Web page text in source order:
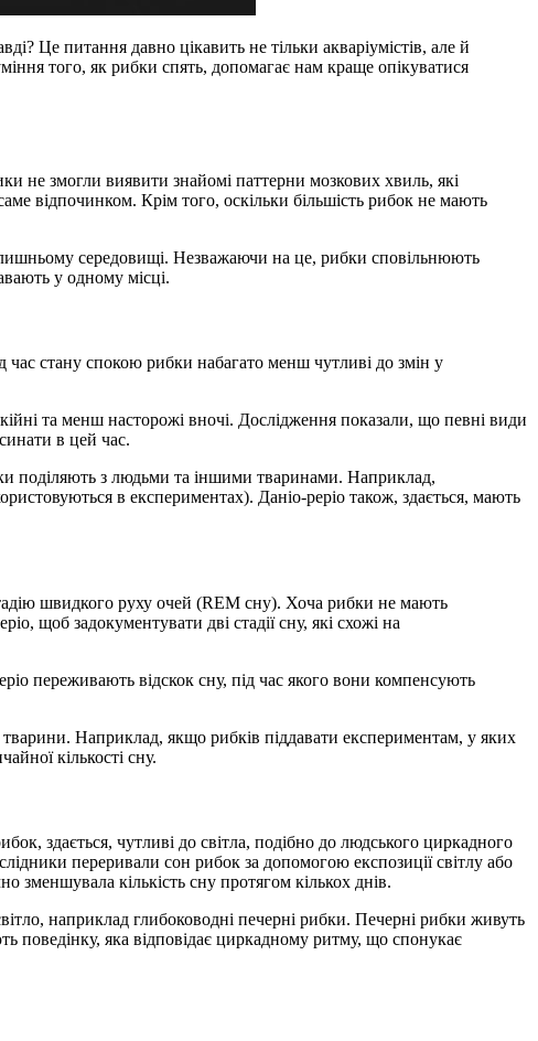
Це питання давно цікавить не тільки акваріумістів, але й
того, як рибки спять, допомагає нам краще опікуватися
не змогли виявити знайомі паттерни мозкових хвиль, які
відпочинком. Крім того, оскільки більшість рибок не мають
середовищі. Незважаючи на це, рибки сповільнюють
у одному місці.
стану спокою рибки набагато менш чутливі до змін у
та менш насторожі вночі. Дослідження показали, що певні види
в цей час.
поділяють з людьми та іншими тваринами. Наприклад,
в експериментах). Даніо-реріо також, здається, мають
швидкого руху очей (REM сну). Хоча рибки не мають
щоб задокументувати дві стадії сну, які схожі на
переживають відскок сну, під час якого вони компенсують
Наприклад, якщо рибків піддавати експериментам, у яких
кількості сну.
здається, чутливі до світла, подібно до людського циркадного
переривали сон рибок за допомогою експозиції світлу або
зменшувала кількість сну протягом кількох днів.
наприклад глибоководні печерні рибки. Печерні рибки живуть
поведінку, яка відповідає циркадному ритму, що спонукає